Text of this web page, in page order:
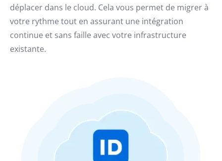
déplacer dans le cloud. Cela vous permet de migrer à
votre rythme tout en assurant une intégration
continue et sans faille avec votre infrastructure
existante.